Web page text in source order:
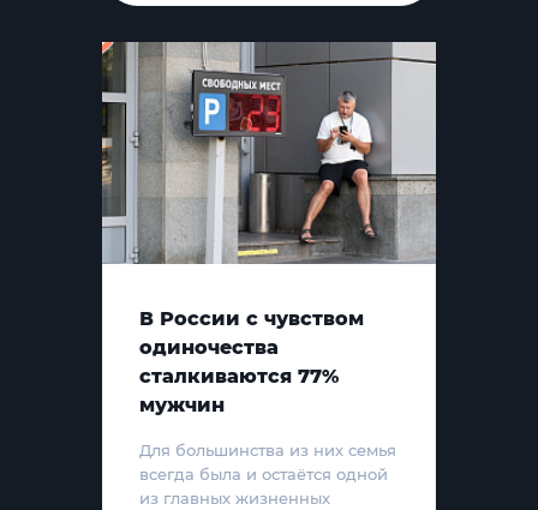
В России с чувством
одиночества
сталкиваются 77%
мужчин
Для большинства из них семья
всегда была и остаётся одной
из главных жизненных